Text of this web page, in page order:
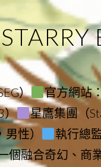
）
官方網站
）
星鷹集團（
性）
執行總
個融合奇幻、商